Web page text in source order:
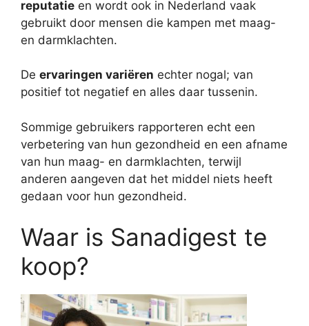
reputatie en wordt ook in Nederland vaak
gebruikt door mensen die kampen met maag-
en darmklachten.
De ervaringen variëren echter nogal; van
positief tot negatief en alles daar tussenin.
Sommige gebruikers rapporteren echt een
verbetering van hun gezondheid en een afname
van hun maag- en darmklachten, terwijl
anderen aangeven dat het middel niets heeft
gedaan voor hun gezondheid.
Waar is Sanadigest te
koop?